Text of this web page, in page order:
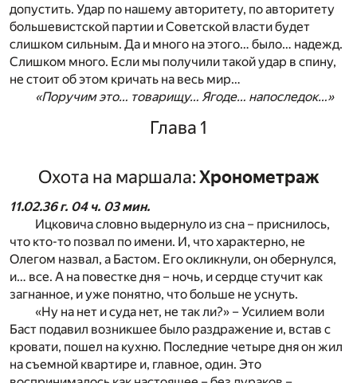
допустить. Удар по нашему авторитету, по авторитету
большевистской партии и Советской власти будет
слишком сильным. Да и много на этого… было… надежд.
Слишком много. Если мы получили такой удар в спину,
не стоит об этом кричать на весь мир…
«Поручим это… товарищу… Ягоде… напоследок…»
Глава 1
Охота на маршала:Хронометраж
11.02.36 г. 04 ч. 03 мин.
Ицковича словно выдернуло из сна – приснилось,
что кто-то позвал по имени. И, что характерно, не
Олегом назвал, а Бастом. Его окликнули, он обернулся,
и… все. А на повестке дня – ночь, и сердце стучит как
загнанное, и уже понятно, что больше не уснуть.
«Ну на нет и суда нет, не так ли?» – Усилием воли
Баст подавил возникшее было раздражение и, встав с
кровати, пошел на кухню. Последние четыре дня он жил
на съемной квартире и, главное, один. Это